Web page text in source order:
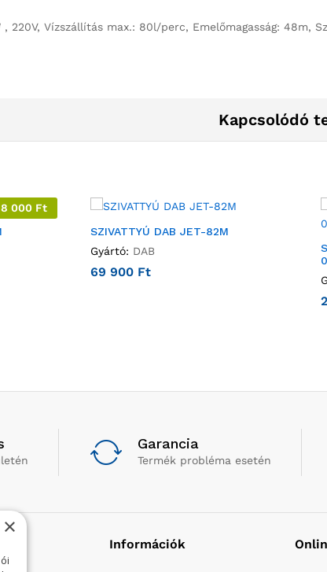
220V, Vízszállítás max.: 80l/perc, Emelőmagasság: 48m,
Kapcsolódó
8 000 Ft
SZIVATTYÚ DAB JET-82M
Gyártó: DAB
69 900 Ft
Garancia
Termék probléma esetén
Információk
×